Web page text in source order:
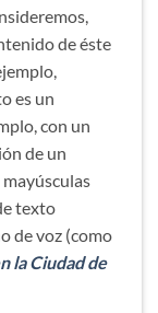
de éste
es un
con un
de un
texto
de voz (como
la Ciudad de